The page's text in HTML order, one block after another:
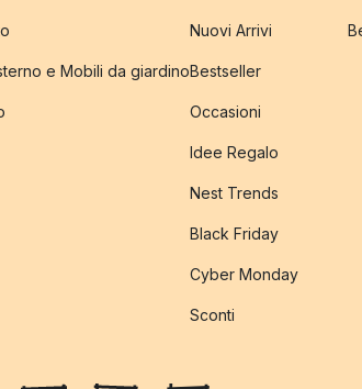
e Mobili da giardino
Nuovi Arrivi
Bestseller
Occasioni
Idee Regalo
Nest Trends
Black Friday
Cyber Monday
Sconti